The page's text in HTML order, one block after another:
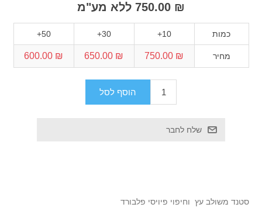
₪ 750.00 ללא מע"מ
כמות 10+
30+
50+
מחיר ₪ 750.00
₪ 650.00
₪ 600.00
סטנד משולב עץ וחיפוי פיויסי פלבורד